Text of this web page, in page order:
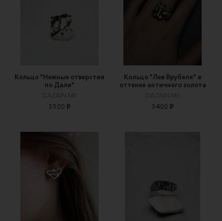
Кольцо "Нежные отверстия
по Дали"
DAZAIN.ME
5500 ₽
Кольцо "Лев Врубеля" в
оттенке античного золота
DAZAIN.ME
5400 ₽